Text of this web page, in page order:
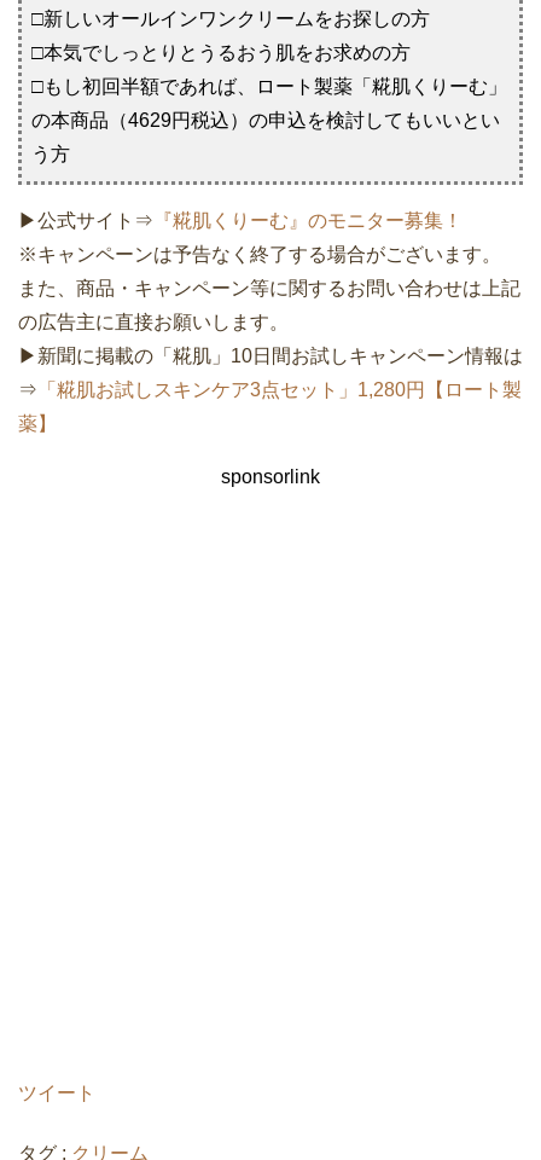
□新しいオールインワンクリームをお探しの方
□本気でしっとりとうるおう肌をお求めの方
□もし初回半額であれば、ロート製薬「糀肌くりーむ」
の本商品（4629円税込）の申込を検討してもいいとい
う方
▶公式サイト⇒ 『糀肌くりーむ』のモニター募集！
※キャンペーンは予告なく終了する場合がございます。
また、商品・キャンペーン等に関するお問い合わせは上記
の広告主に直接お願いします。
▶新聞に掲載の「糀肌」10日間お試しキャンペーン情報は
⇒ 「糀肌お試しスキンケア3点セット」1,280円【ロート製
薬】
sponsorlink
ツイート
タグ : クリーム